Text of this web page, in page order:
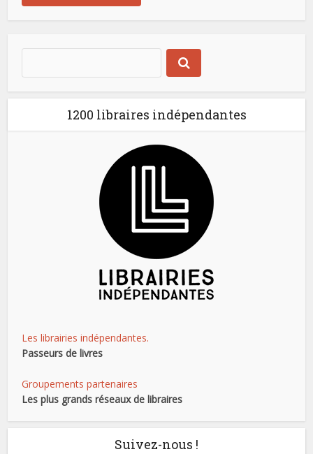
1200 libraires indépendantes
Les librairies indépendantes.
Passeurs de livres
Groupements partenaires
Les plus grands réseaux de libraires
Suivez-nous !